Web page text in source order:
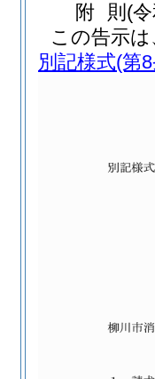
附 則 (
この告示
別記様式(第